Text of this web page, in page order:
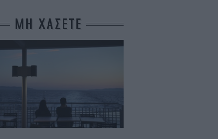
ΜΗ ΧΑΣΕΤΕ